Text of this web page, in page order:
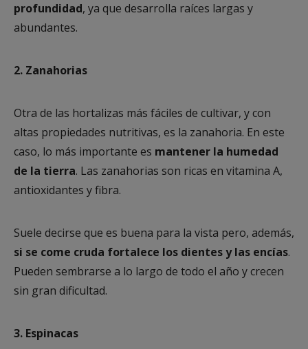
profundidad, ya que desarrolla raíces largas y
abundantes.
2. Zanahorias
Otra de las hortalizas más fáciles de cultivar, y con
altas propiedades nutritivas, es la zanahoria. En este
caso, lo más importante es mantener la humedad
de la tierra. Las zanahorias son ricas en vitamina A,
antioxidantes y fibra.
Suele decirse que es buena para la vista pero, además,
si se come cruda fortalece los dientes y las encías.
Pueden sembrarse a lo largo de todo el año y crecen
sin gran dificultad.
3. Espinacas